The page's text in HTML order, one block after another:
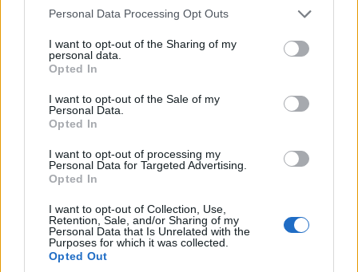
Please note that this website/app uses one or more Google
not limited to your visit or usage behaviour. You may click to
grant or deny consent to Google and its third-party tags to
use your data for below specified purposes in below Google
consent section.
Personal Data Processing Opt Outs
I want to opt-out of the Sharing of my
personal data.
Opted In
I want to opt-out of the Sale of my
Personal Data.
Opted In
I want to opt-out of processing my
Personal Data for Targeted Advertising.
Opted In
I want to opt-out of Collection, Use,
Retention, Sale, and/or Sharing of my
Personal Data that Is Unrelated with the
Purposes for which it was collected.
Opted Out